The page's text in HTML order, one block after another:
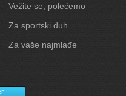
Vežite se, polećemo
Za sportski duh
Za vaše najmlađe